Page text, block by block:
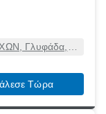
Γλυφάδα,
Τώρα